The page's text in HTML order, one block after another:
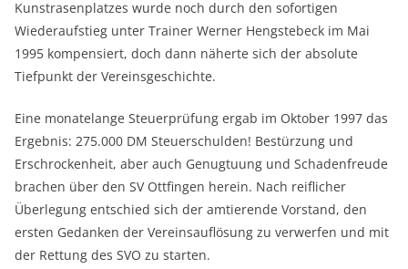
Kunstrasenplatzes wurde noch durch den sofortigen
Wiederaufstieg unter Trainer Werner Hengstebeck im Mai
1995 kompensiert, doch dann näherte sich der absolute
Tiefpunkt der Vereinsgeschichte.
Eine monatelange Steuerprüfung ergab im Oktober 1997 das
Ergebnis: 275.000 DM Steuerschulden! Bestürzung und
Erschrockenheit, aber auch Genugtuung und Schadenfreude
brachen über den SV Ottfingen herein. Nach reiflicher
Überlegung entschied sich der amtierende Vorstand, den
ersten Gedanken der Vereinsauflösung zu verwerfen und mit
der Rettung des SVO zu starten.